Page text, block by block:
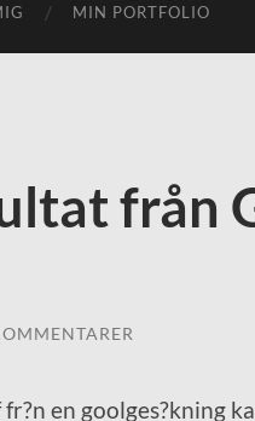
MIN PORTFOLIO
från
en goolges?kning